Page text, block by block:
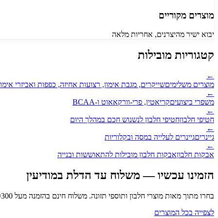
מוצרים מקוריים
יבוא ישיר מהיצרנים, אחריות מלאה
קטגוריות מובילות
←
מוצרים משלימיםשייקרים, מגבת אימון, רצועות אחיזה, כפפות ואביזרי
←
משפרי ביצועיםקריאטין, פרי-וורקאאוט ו-BCAA
←
חטיפי חלבוןחטיפי חלבון לנשנוש חכם במהלך היום
←
גיינריםגיינרים לעלייה במסה ובקלוריות
←
אבקות חלבוןאבקות חלבון מובילות להתאוששות ובנייה
הזמינו עכשיו — משלוח עד הדלת במודיעין
בחרו מתוך מאות מוצרי חלבון ותוספי תזונה. משלוח חינם בהזמנה מעל ₪ 300
לצפייה בכל המוצרים